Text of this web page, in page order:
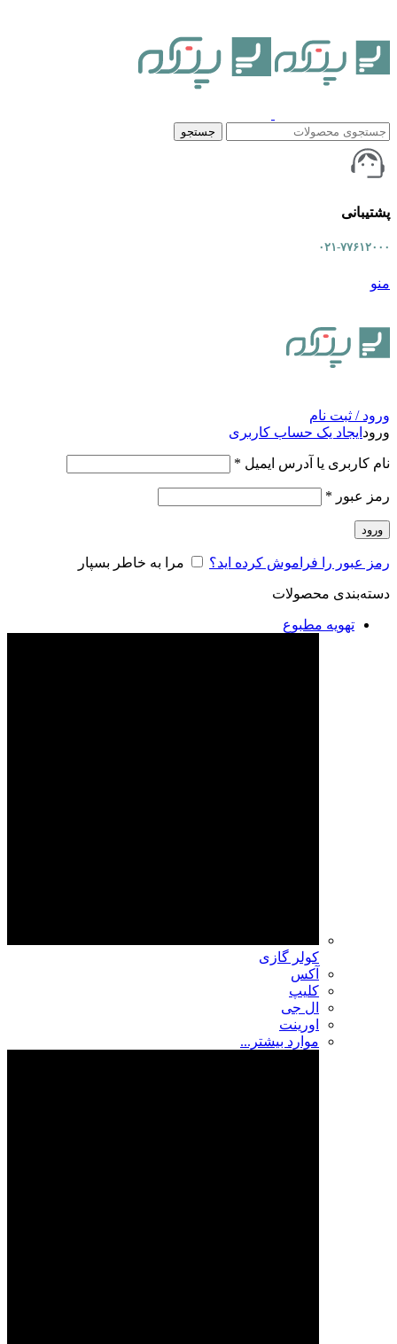
جستجو
پشتیبانی
۰۲۱-۷۷۶۱۲۰۰۰
منو
ورود / ثبت نام
ورود ایجاد یک حساب کاربری
نام کاربری یا آدرس ایمیل *
رمز عبور *
ورود
رمز عبور را فراموش کرده اید؟ مرا به خاطر بسپار
دسته‌بندی محصولات
تهویه مطبوع
کولر گازی
آکس
کلیپ
ال جی
اورینت
موارد بیشتر...